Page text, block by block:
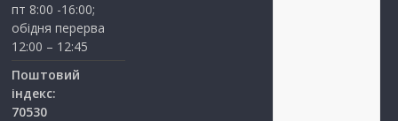
пт 8:00 -16:00;
обідня перерва
12:00 – 12:45
Поштовий
індекс:
70530